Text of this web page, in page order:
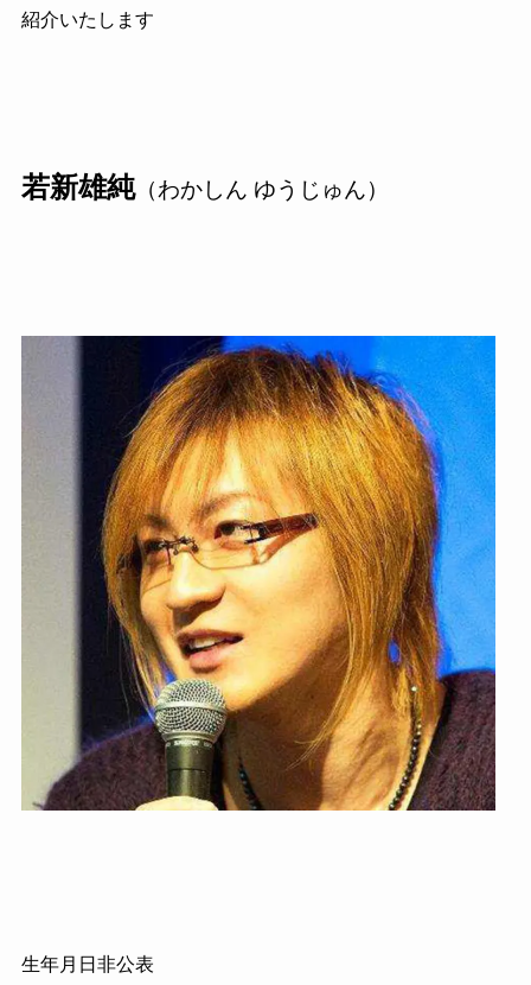
紹介いたします
若新雄純（わかしん ゆうじゅん）
生年月日非公表